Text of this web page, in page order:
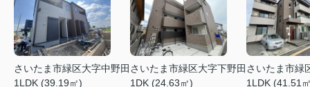
さいたま市緑区大字中野田
1LDK (39.19㎡)
さいたま市緑区大字下野田
1DK (24.63㎡)
さいたま市緑
1LDK (41.51